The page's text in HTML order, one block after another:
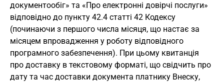
документообіг» та «Про електронні довірчі послуги»
відповідно до пункту 42.4 статті 42 Кодексу
(починаючи з першого числа місяця, що настає за
місяцем впровадження у роботу відповідного
програмного забезпечення). При цьому квитанція
про доставку в текстовому форматі, що свідчить про
дату та час доставки документа платнику Внеску,